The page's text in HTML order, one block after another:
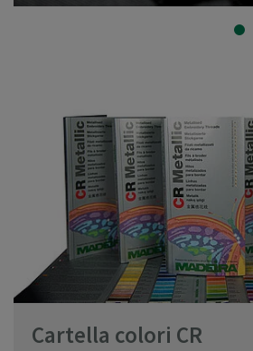
Cartella colori CR